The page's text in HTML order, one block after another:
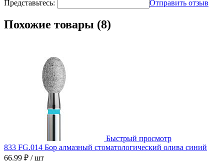
Представьтесь: Отправить отзыв
Похожие товары (8)
Быстрый просмотр
833 FG.014 Бор алмазный стоматологический олива синий
66.99 ₽ / шт